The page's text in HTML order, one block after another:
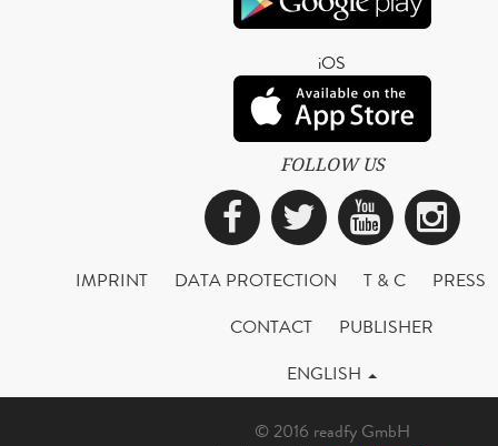
iOS
FOLLOW US
Facebook
Twitter
IMPRINT DATA PROTECTION T & C
PRESS
CONTACT
PUBLISHER
ENGLISH
© 2016 readfy GmbH